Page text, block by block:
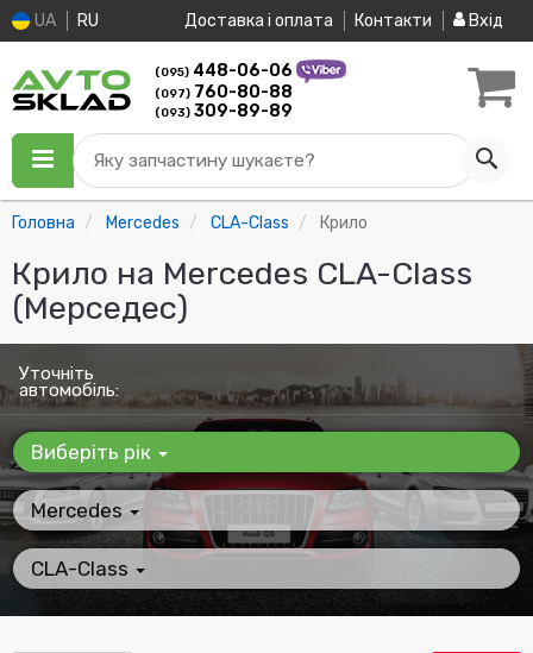
UA RU Доставка і оплата Контакти Вхід
(095) 448-06-06
(097) 760-80-88
(093) 309-89-89
Яку запчастину шукаєте?
Головна Mercedes CLA-Class Крило
Крило на Mercedes CLA-Class
(Мерседес)
Уточніть
автомобіль:
Виберіть рік
Mercedes
CLA-Class